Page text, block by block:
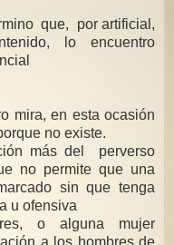
que, por artificial,
lo encuentro
mira, en esta ocasión
no existe.
más del perverso
no permite que una
sin que tenga
u ofensiva
o alguna mujer
a los hombres de